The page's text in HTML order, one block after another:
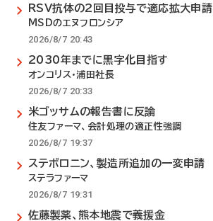
RSV抗体の2回目投与で適応拡大申請
MSDのエヌフロンシア
2026/8/7 20:43
2030年までに黒字化目指す
オンコリス・浦田社長
2026/8/7 20:33
米ゴッサムの報告書に反論
住友ファーマ、会計処理の適正性強調
2026/8/7 19:37
ステボロニン、製造所追加の一変申請
ステラファーマ
2026/8/7 19:31
佐藤製薬、熊本地震で義援金